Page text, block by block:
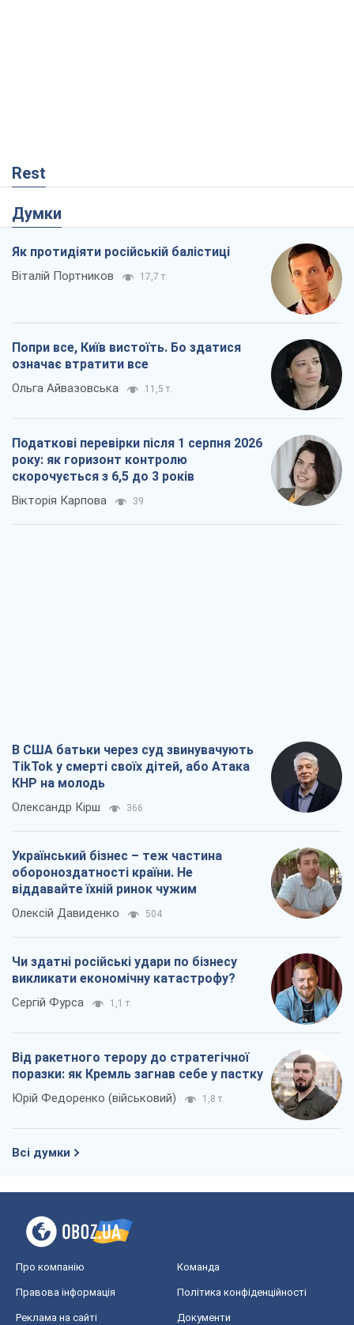
Rest
Думки
Як протидіяти російській балістиці
Віталій Портников 17,7 т.
Попри все, Київ вистоїть. Бо здатися
означає втратити все
Ольга Айвазовська 11,5 т.
Податкові перевірки після 1 серпня 2026
року: як горизонт контролю
скорочується з 6,5 до 3 років
Вікторія Карпова 39
В США батьки через суд звинувачують
TikTok у смерті своїх дітей, або Атака
КНР на молодь
Олександр Кірш 366
Український бізнес – теж частина
обороноздатності країни. Не
віддавайте їхній ринок чужим
Олексій Давиденко 504
Чи здатні російські удари по бізнесу
викликати економічну катастрофу?
Сергій Фурса 1,1 т.
Від ракетного терору до стратегічної
поразки: як Кремль загнав себе у пастку
Юрій Федоренко (військовий) 1,8 т.
Всі думки
Про компанію Команда
Правова інформація Політика конфіденційності
Реклама на сайті Документи